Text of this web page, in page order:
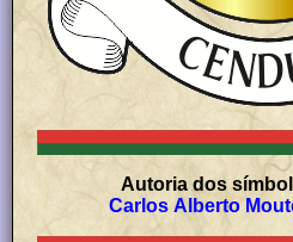
Autoria dos
Carlos Alberto